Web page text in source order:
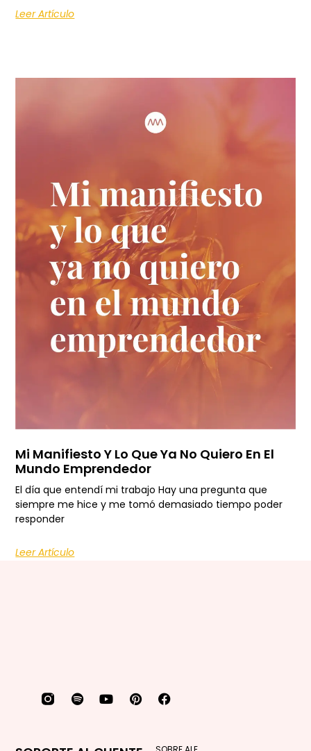
Leer Artículo
Mi Manifiesto Y Lo Que Ya No Quiero En El
Mundo Emprendedor
El día que entendí mi trabajo Hay una pregunta que
siempre me hice y me tomó demasiado tiempo poder
responder
Leer Artículo